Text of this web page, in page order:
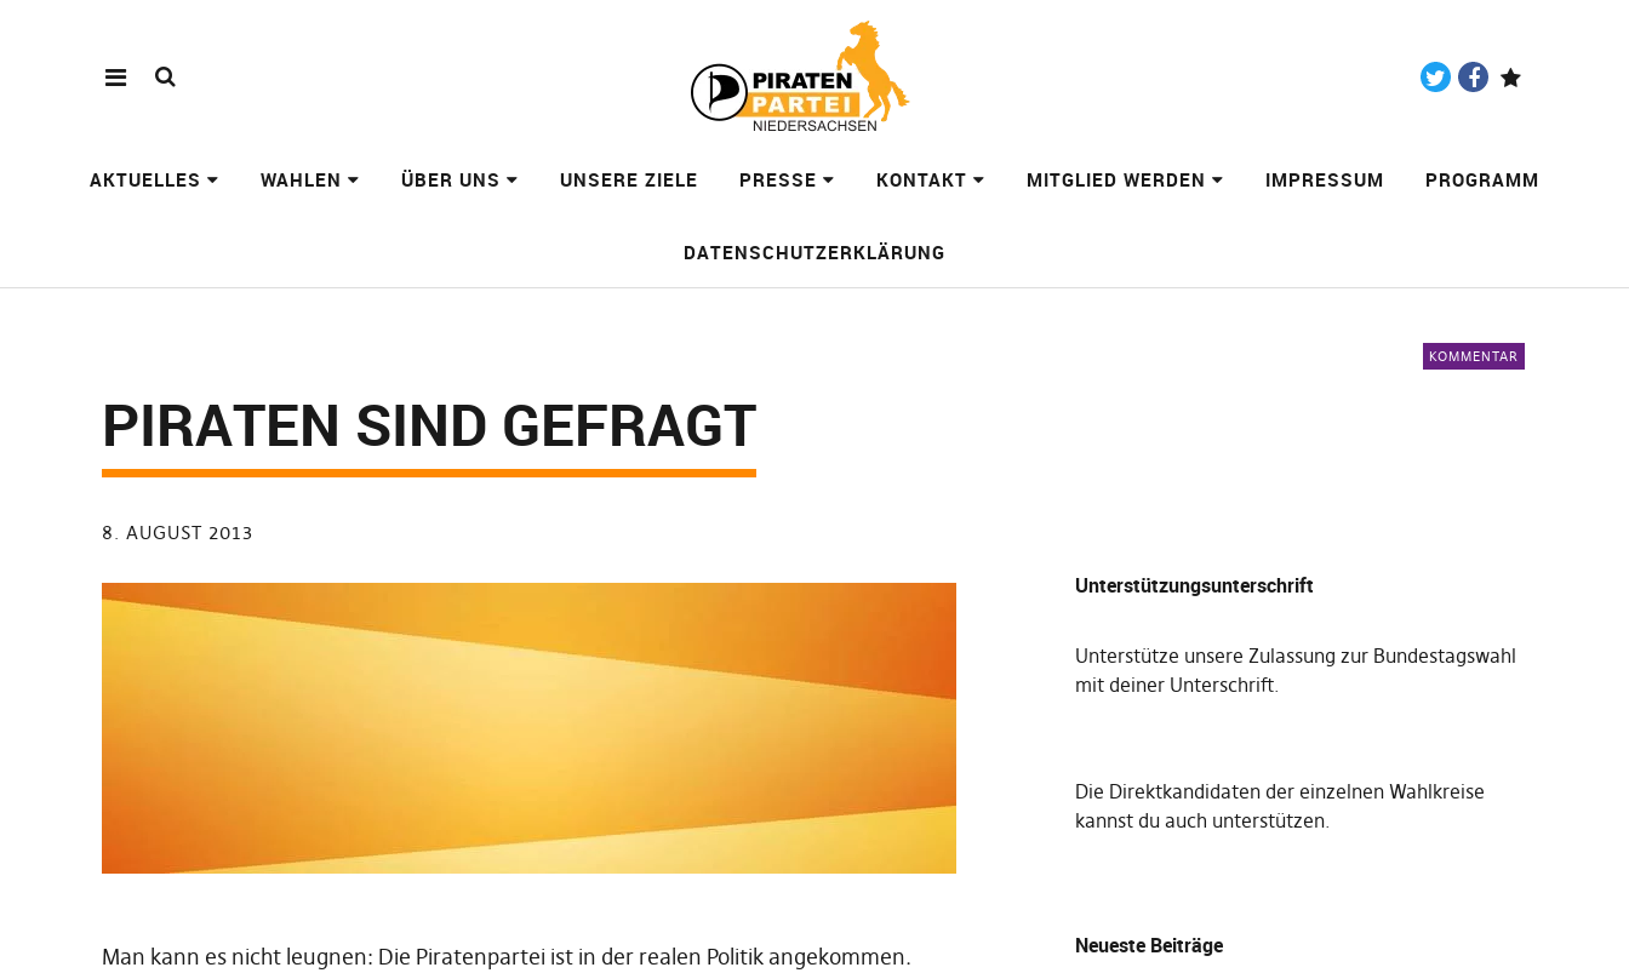
AKTUELLES WAHLEN ÜBER UNS UNSERE ZIELE PRESSE KONTAKT MITGLIED WERDEN IMPRESSUM PROGRAMM
DATENSCHUTZERKLÄRUNG
KOMMENTAR
PIRATEN SIND GEFRAGT
8. AUGUST 2013
Man kann es nicht leugnen: Die Piratenpartei ist in der realen Politik angekommen.
Unterstützungsunterschrift
Unterstütze unsere Zulassung zur Bundestagswahl
mit deiner Unterschrift.
Die Direktkandidaten der einzelnen Wahlkreise
kannst du auch unterstützen.
Neueste Beiträge